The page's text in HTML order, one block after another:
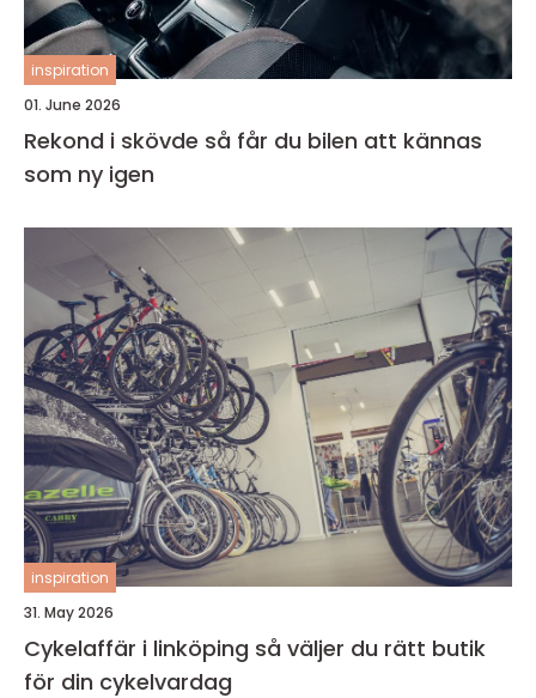
inspiration
01. June 2026
Rekond i skövde så får du bilen att kännas
som ny igen
inspiration
31. May 2026
Cykelaffär i linköping så väljer du rätt butik
för din cykelvardag